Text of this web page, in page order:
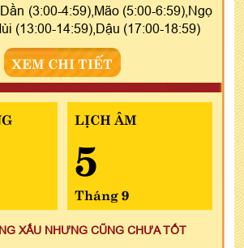
(3:00-4:59),Mão (5:00-6:59),Ngọ
(13:00-14:59),Dậu (17:00-18:59)
XEM CHI TIẾT
LỊCH ÂM
5
Tháng 9
XẤU NHƯNG CŨNG CHƯA TỐT